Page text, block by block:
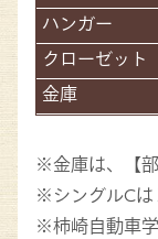
※金庫は、【
※シングルCは
※柿崎自動車